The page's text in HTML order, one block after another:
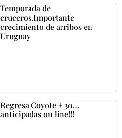
Temporada de
cruceros.Importante
crecimiento de arribos en
Uruguay
Regresa Coyote + 30…
anticipadas on line!!!